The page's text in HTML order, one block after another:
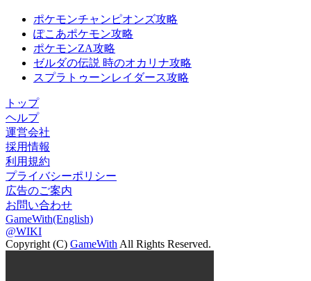
ポケモンチャンピオンズ攻略
ぽこあポケモン攻略
ポケモンZA攻略
ゼルダの伝説 時のオカリナ攻略
スプラトゥーンレイダース攻略
トップ
ヘルプ
運営会社
採用情報
利用規約
プライバシーポリシー
広告のご案内
お問い合わせ
GameWith(English)
@WIKI
Copyright (C) GameWith All Rights Reserved.